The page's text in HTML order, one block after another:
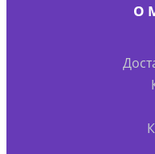
О